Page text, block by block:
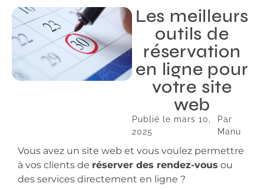
Les meilleurs
outils de
réservation
en ligne pour
votre site
web
Publié le mars 10,
2025
Par
Manu
Vous avez un site web et vous voulez permettre
à vos clients de réserver des rendez-vous ou
des services directement en ligne ?